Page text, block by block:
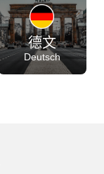
影音頻道德文
Deutsch